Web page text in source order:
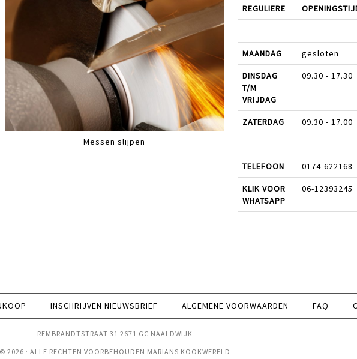
Messen slijpen
REGULIERE
MAANDAG gesloten
DINSDAG
T/M
VRIJDAG
09.30 - 17.30
ZATERDAG 09.30 - 17.00
TELEFOON 0174-622168
KLIK VOOR
WHATSAPP
06-12393245
INSCHRIJVEN NIEUWSBRIEF ALGEMENE VOORWAARDEN FAQ
REMBRANDTSTRAAT 31 2671 GC NAALDWIJK
© 2026 · ALLE RECHTEN VOORBEHOUDEN MARIANS KOOKWERELD